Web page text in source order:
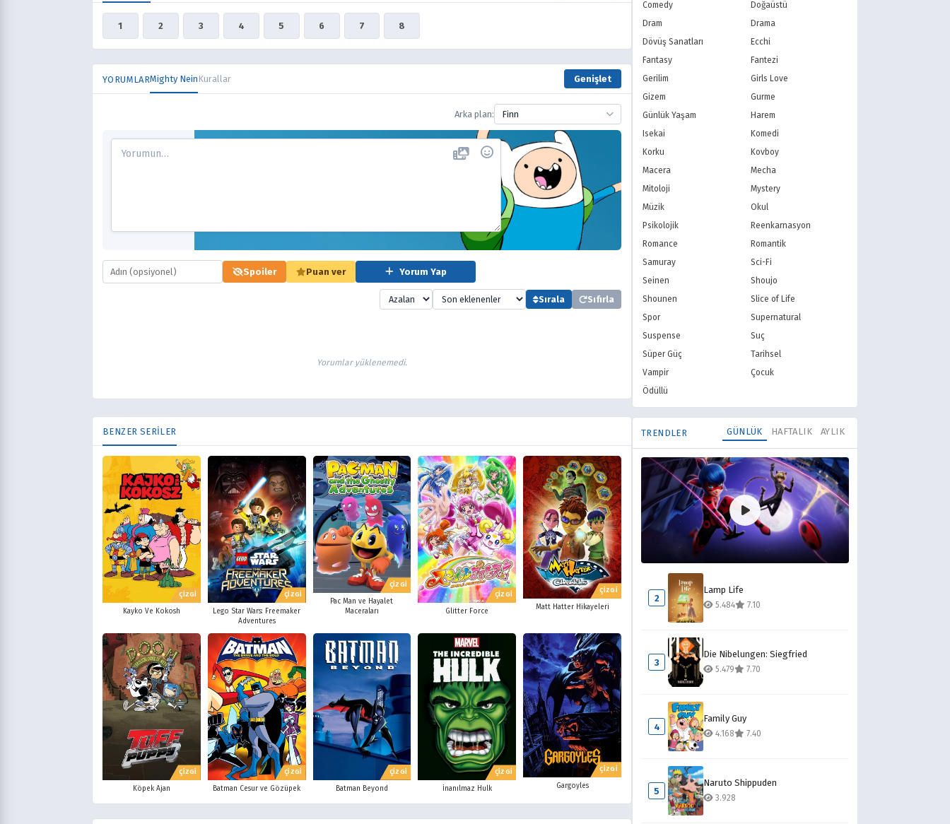
1 2 3 4 5 6 7 8
YORUMLARMighty NeinKurallar Genişlet
Arka plan: Finn
Spoiler Puan ver Yorum Yap
Sırala Sıfırla
Yorumlar yüklenemedi.
BENZER SERİLER
ÇİZGİ
Kayko Ve Kokosh
ÇİZGİ
Lego Star Wars: Freemaker
Adventures
ÇİZGİ
Pac Man ve Hayalet
Maceraları
ÇİZGİ
Glitter Force
ÇİZGİ
Matt Hatter Hikayeleri
ÇİZGİ
Köpek Ajan
ÇİZGİ
Batman Cesur ve Gözüpek
ÇİZGİ
Batman Beyond
ÇİZGİ
İnanılmaz Hulk
ÇİZGİ
Gargoyles
PBS Kids
FOX Türkiye
Comedy
Doğaüstü
Dram
Drama
Dövüş Sanatları
Ecchi
Fantasy
Fantezi
Gerilim
Girls Love
Gizem
Gurme
Günlük Yaşam
Harem
Isekai
Komedi
Korku
Kovboy
Macera
Mecha
Mitoloji
Mystery
Müzik
Okul
Psikolojik
Reenkarnasyon
Romance
Romantik
Samuray
Sci-Fi
Seinen
Shoujo
Shounen
Slice of Life
Spor
Supernatural
Suspense
Suç
Süper Güç
Tarihsel
Vampir
Çocuk
Ödüllü
TRENDLER GÜNLÜK HAFTALIK AYLIK
1
Mucize Uğur Böceği ile Kara Kedi
9.077 8.10
2
Lamp Life
5.484 7.10
3
Die Nibelungen: Siegfried
5.479 7.70
4
Family Guy
4.168 7.40
5
Naruto Shippuden
3.928